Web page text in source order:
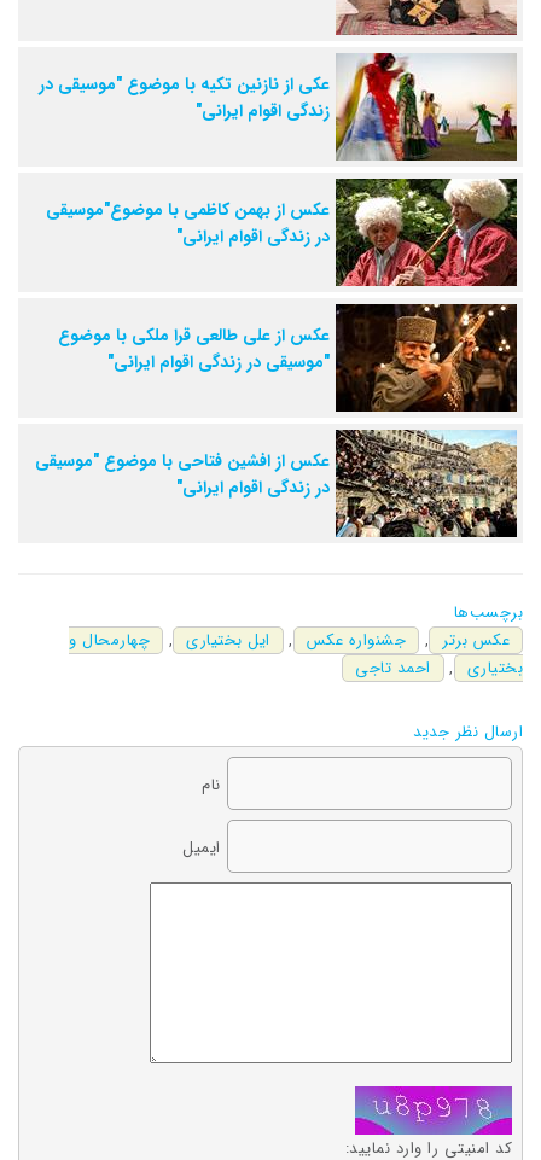
عکی از نازنین تکیه با موضوع "موسیقی در
زندگی اقوام ایرانی"
عکس از بهمن کاظمی با موضوع"موسیقی
در زندگی اقوام ایرانی"
عکس از علی طالعی قرا ملکی با موضوع
"موسیقی در زندگی اقوام ایرانی"
عکس از افشین فتاحی با موضوع "موسیقی
در زندگی اقوام ایرانی"
برچسب‌ها
عکس برتر
, جشنواره عکس , ایل بختیاری ,
چهارمحال و
بختیاری
, احمد تاجی
ارسال نظر جدید
نام
ایمیل
کد امنیتی را وارد نمایید: